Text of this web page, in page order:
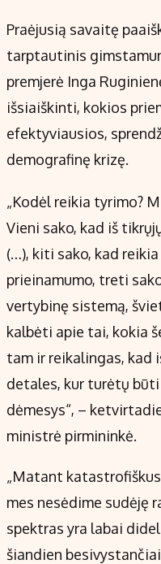
Praėjusią savaitę
tarptautinis
premjerė Inga
išsiaiškinti, kokios
efektyviausios,
demografinę krizę.
„Kodėl reikia tyrimo?
Vieni sako, kad iš
(…), kiti sako, kad
prieinamumo, treti
vertybinę sistemą,
kalbėti apie tai, kokia
tam ir reikalingas,
detales, kur turėtų
dėmesys“, –
ministrė pirmininkė.
„Matant
mes nesėdime sudėję
spektras yra labai
šiandien